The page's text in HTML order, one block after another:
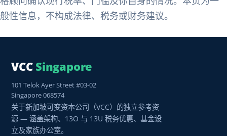
般性信息，不构成法律、税务或财务建议。
VCC Singapore
101 Telok Ayer Street #03-02
Singapore 068574
关于新加坡可变资本公司（VCC）的独立参考资
源 — 涵盖架构、13O 与 13U 税务优惠、基金设
立及家族办公室。